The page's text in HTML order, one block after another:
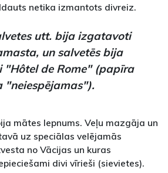
netika izmantots divreiz.
utt. bija izgatavoti
un salvetēs bija
"Hôtel de Rome" (papīra
"neiespējamas").
mātes lepnums. Veļu mazgāja un
uz speciālas velējamās
no Vācijas un kuras
divi vīrieši (sievietes).